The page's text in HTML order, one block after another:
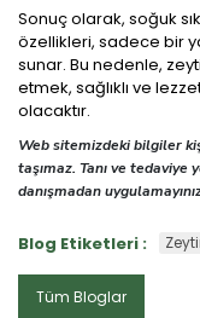
Sonuç olarak, soğuk
özellikleri, sadece bir
sunar. Bu nedenle,
etmek, sağlıklı ve
olacaktır.
Web sitemizdeki bilgiler
taşımaz. Tanı ve
danışmadan
Blog Etiketleri :
Tüm Bloglar